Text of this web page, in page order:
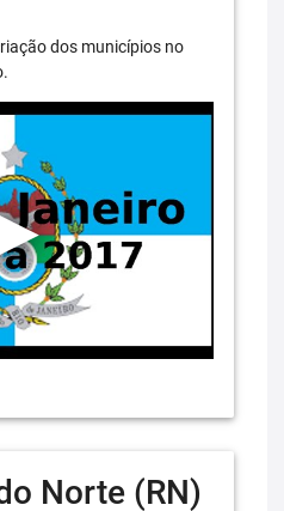
dos municípios no
Norte (RN)